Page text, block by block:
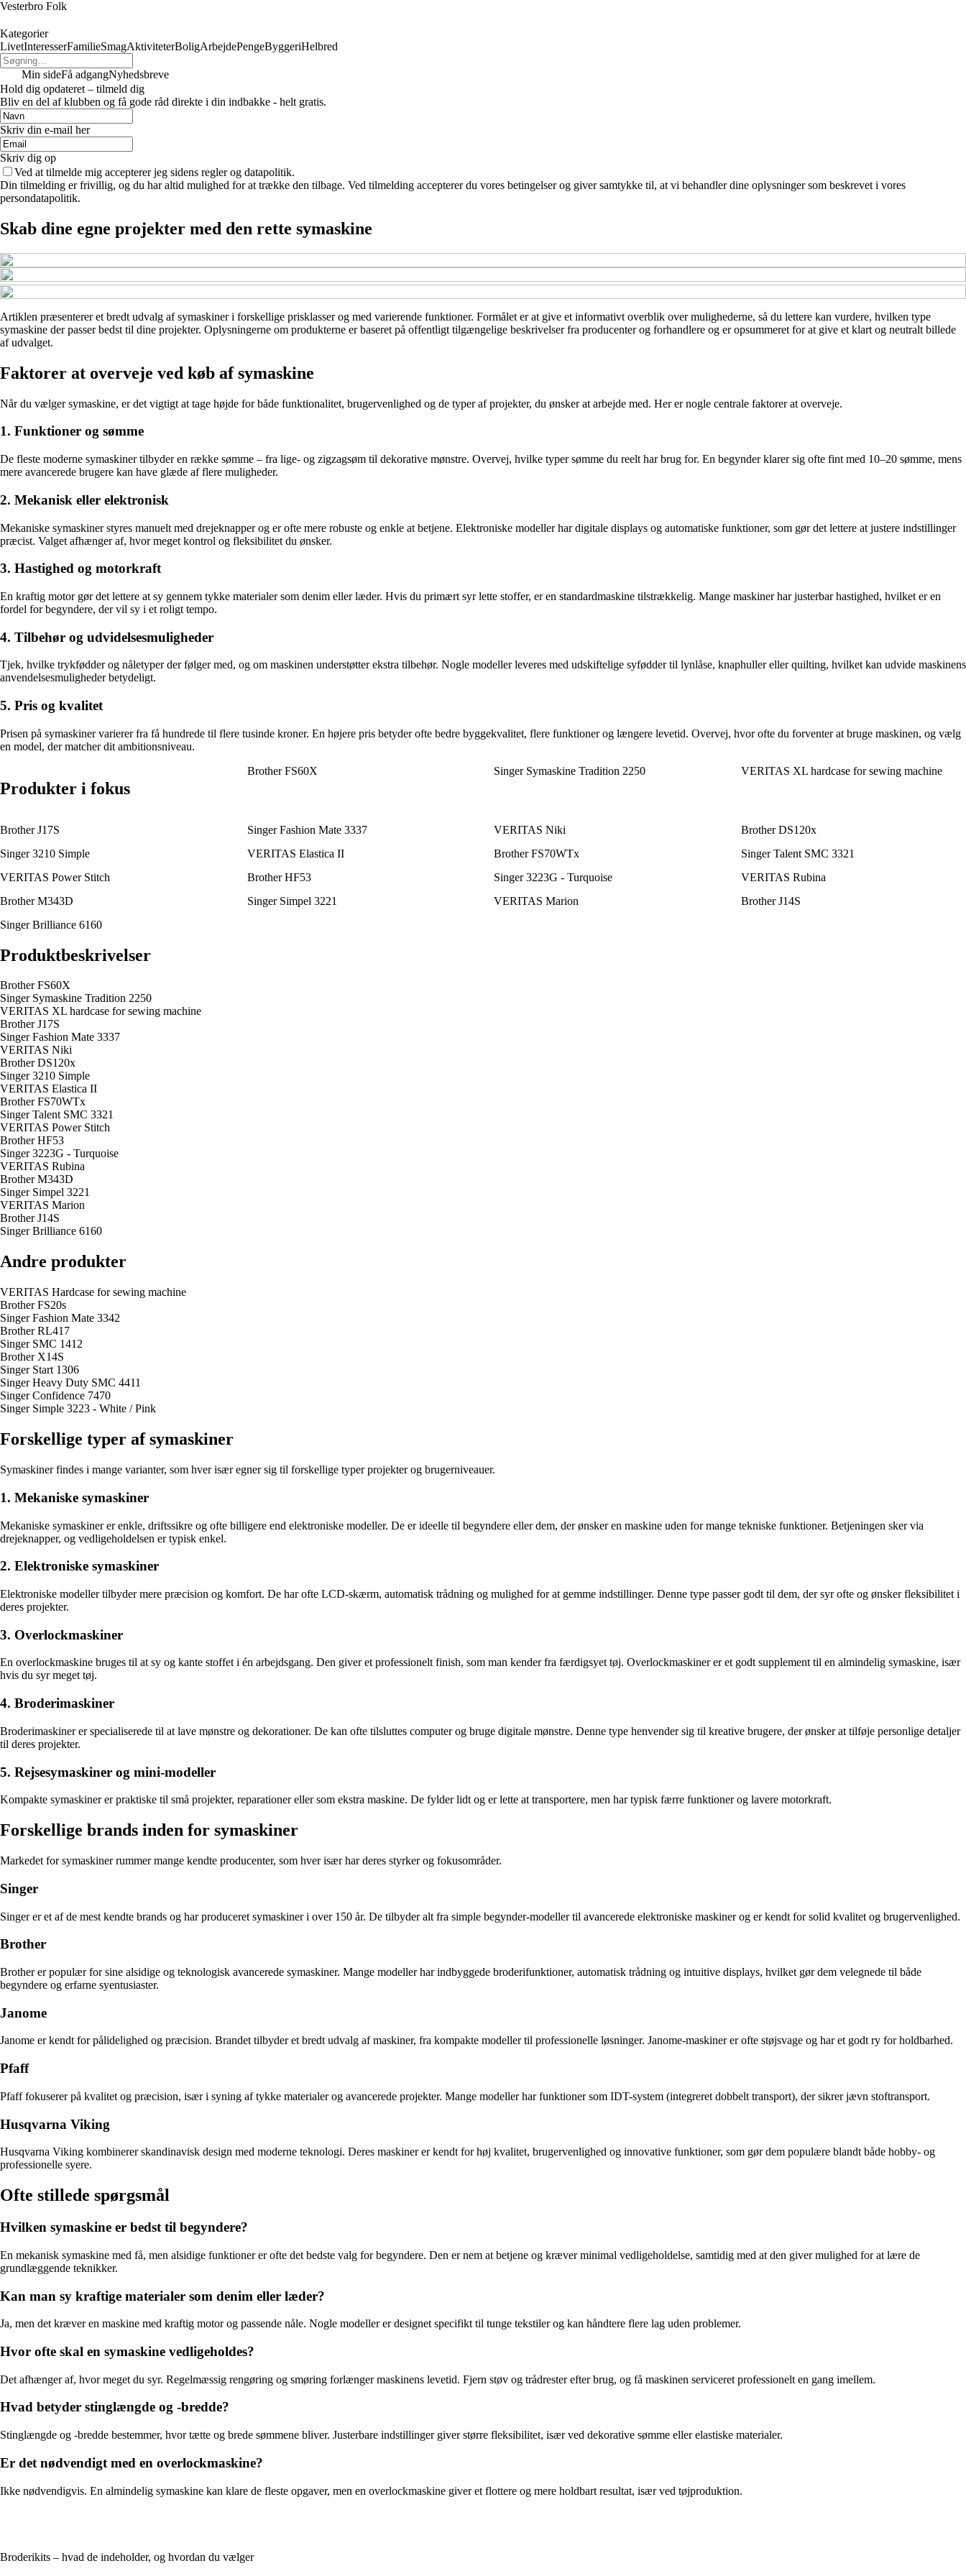
Vesterbro Folk
Kategorier
LivetInteresserFamilieSmagAktiviteterBoligArbejdePengeByggeriHelbred
Min sideFå adgangNyhedsbreve
Hold dig opdateret – tilmeld dig
Bliv en del af klubben og få gode råd direkte i din indbakke - helt gratis.
Skriv din e-mail her
Skriv dig op
Ved at tilmelde mig accepterer jeg sidens regler og datapolitik.
Din tilmelding er frivillig, og du har altid mulighed for at trække den tilbage. Ved tilmelding accepterer du vores betingelser og giver samtykke til, at vi behandler dine oplysninger som beskrevet i vores
persondatapolitik.
Skab dine egne projekter med den rette symaskine
Artiklen præsenterer et bredt udvalg af symaskiner i forskellige prisklasser og med varierende funktioner. Formålet er at give et informativt overblik over mulighederne, så du lettere kan vurdere, hvilken type
symaskine der passer bedst til dine projekter. Oplysningerne om produkterne er baseret på offentligt tilgængelige beskrivelser fra producenter og forhandlere og er opsummeret for at give et klart og neutralt billede
af udvalget.
Faktorer at overveje ved køb af symaskine
Når du vælger symaskine, er det vigtigt at tage højde for både funktionalitet, brugervenlighed og de typer af projekter, du ønsker at arbejde med. Her er nogle centrale faktorer at overveje.
1. Funktioner og sømme
De fleste moderne symaskiner tilbyder en række sømme – fra lige- og zigzagsøm til dekorative mønstre. Overvej, hvilke typer sømme du reelt har brug for. En begynder klarer sig ofte fint med 10–20 sømme, mens
mere avancerede brugere kan have glæde af flere muligheder.
2. Mekanisk eller elektronisk
Mekaniske symaskiner styres manuelt med drejeknapper og er ofte mere robuste og enkle at betjene. Elektroniske modeller har digitale displays og automatiske funktioner, som gør det lettere at justere indstillinger
præcist. Valget afhænger af, hvor meget kontrol og fleksibilitet du ønsker.
3. Hastighed og motorkraft
En kraftig motor gør det lettere at sy gennem tykke materialer som denim eller læder. Hvis du primært syr lette stoffer, er en standardmaskine tilstrækkelig. Mange maskiner har justerbar hastighed, hvilket er en
fordel for begyndere, der vil sy i et roligt tempo.
4. Tilbehør og udvidelsesmuligheder
Tjek, hvilke trykfødder og nåletyper der følger med, og om maskinen understøtter ekstra tilbehør. Nogle modeller leveres med udskiftelige syfødder til lynlåse, knaphuller eller quilting, hvilket kan udvide maskinens
anvendelsesmuligheder betydeligt.
5. Pris og kvalitet
Prisen på symaskiner varierer fra få hundrede til flere tusinde kroner. En højere pris betyder ofte bedre byggekvalitet, flere funktioner og længere levetid. Overvej, hvor ofte du forventer at bruge maskinen, og vælg
en model, der matcher dit ambitionsniveau.
Produkter i fokus
Brother FS60X Singer Symaskine Tradition 2250 VERITAS XL hardcase for sewing machine
Brother J17S Singer Fashion Mate 3337 VERITAS Niki
Brother DS120x
Singer 3210 Simple
VERITAS Elastica II Brother FS70WTx
Singer Talent SMC 3321
VERITAS Power Stitch
Brother HF53 Singer 3223G - Turquoise
VERITAS Rubina
Brother M343D
Singer Simpel 3221 VERITAS Marion
Brother J14S
Singer Brilliance 6160
Produktbeskrivelser
Brother FS60X
Singer Symaskine Tradition 2250
VERITAS XL hardcase for sewing machine
Brother J17S
Singer Fashion Mate 3337
VERITAS Niki
Brother DS120x
Singer 3210 Simple
VERITAS Elastica II
Brother FS70WTx
Singer Talent SMC 3321
VERITAS Power Stitch
Brother HF53
Singer 3223G - Turquoise
VERITAS Rubina
Brother M343D
Singer Simpel 3221
VERITAS Marion
Brother J14S
Singer Brilliance 6160
Andre produkter
VERITAS Hardcase for sewing machine
Brother FS20s
Singer Fashion Mate 3342
Brother RL417
Singer SMC 1412
Brother X14S
Singer Start 1306
Singer Heavy Duty SMC 4411
Singer Confidence 7470
Singer Simple 3223 - White / Pink
Forskellige typer af symaskiner
Symaskiner findes i mange varianter, som hver især egner sig til forskellige typer projekter og brugerniveauer.
1. Mekaniske symaskiner
Mekaniske symaskiner er enkle, driftssikre og ofte billigere end elektroniske modeller. De er ideelle til begyndere eller dem, der ønsker en maskine uden for mange tekniske funktioner. Betjeningen sker via
drejeknapper, og vedligeholdelsen er typisk enkel.
2. Elektroniske symaskiner
Elektroniske modeller tilbyder mere præcision og komfort. De har ofte LCD-skærm, automatisk trådning og mulighed for at gemme indstillinger. Denne type passer godt til dem, der syr ofte og ønsker fleksibilitet i
deres projekter.
3. Overlockmaskiner
En overlockmaskine bruges til at sy og kante stoffet i én arbejdsgang. Den giver et professionelt finish, som man kender fra færdigsyet tøj. Overlockmaskiner er et godt supplement til en almindelig symaskine, især
hvis du syr meget tøj.
4. Broderimaskiner
Broderimaskiner er specialiserede til at lave mønstre og dekorationer. De kan ofte tilsluttes computer og bruge digitale mønstre. Denne type henvender sig til kreative brugere, der ønsker at tilføje personlige detaljer
til deres projekter.
5. Rejsesymaskiner og mini-modeller
Kompakte symaskiner er praktiske til små projekter, reparationer eller som ekstra maskine. De fylder lidt og er lette at transportere, men har typisk færre funktioner og lavere motorkraft.
Forskellige brands inden for symaskiner
Markedet for symaskiner rummer mange kendte producenter, som hver især har deres styrker og fokusområder.
Singer
Singer er et af de mest kendte brands og har produceret symaskiner i over 150 år. De tilbyder alt fra simple begynder-modeller til avancerede elektroniske maskiner og er kendt for solid kvalitet og brugervenlighed.
Brother
Brother er populær for sine alsidige og teknologisk avancerede symaskiner. Mange modeller har indbyggede broderifunktioner, automatisk trådning og intuitive displays, hvilket gør dem velegnede til både
begyndere og erfarne syentusiaster.
Janome
Janome er kendt for pålidelighed og præcision. Brandet tilbyder et bredt udvalg af maskiner, fra kompakte modeller til professionelle løsninger. Janome-maskiner er ofte støjsvage og har et godt ry for holdbarhed.
Pfaff
Pfaff fokuserer på kvalitet og præcision, især i syning af tykke materialer og avancerede projekter. Mange modeller har funktioner som IDT-system (integreret dobbelt transport), der sikrer jævn stoftransport.
Husqvarna Viking
Husqvarna Viking kombinerer skandinavisk design med moderne teknologi. Deres maskiner er kendt for høj kvalitet, brugervenlighed og innovative funktioner, som gør dem populære blandt både hobby- og
professionelle syere.
Ofte stillede spørgsmål
Hvilken symaskine er bedst til begyndere?
En mekanisk symaskine med få, men alsidige funktioner er ofte det bedste valg for begyndere. Den er nem at betjene og kræver minimal vedligeholdelse, samtidig med at den giver mulighed for at lære de
grundlæggende teknikker.
Kan man sy kraftige materialer som denim eller læder?
Ja, men det kræver en maskine med kraftig motor og passende nåle. Nogle modeller er designet specifikt til tunge tekstiler og kan håndtere flere lag uden problemer.
Hvor ofte skal en symaskine vedligeholdes?
Det afhænger af, hvor meget du syr. Regelmæssig rengøring og smøring forlænger maskinens levetid. Fjern støv og trådrester efter brug, og få maskinen serviceret professionelt en gang imellem.
Hvad betyder stinglængde og -bredde?
Stinglængde og -bredde bestemmer, hvor tætte og brede sømmene bliver. Justerbare indstillinger giver større fleksibilitet, især ved dekorative sømme eller elastiske materialer.
Er det nødvendigt med en overlockmaskine?
Ikke nødvendigvis. En almindelig symaskine kan klare de fleste opgaver, men en overlockmaskine giver et flottere og mere holdbart resultat, især ved tøjproduktion.
Broderikits – hvad de indeholder, og hvordan du vælger